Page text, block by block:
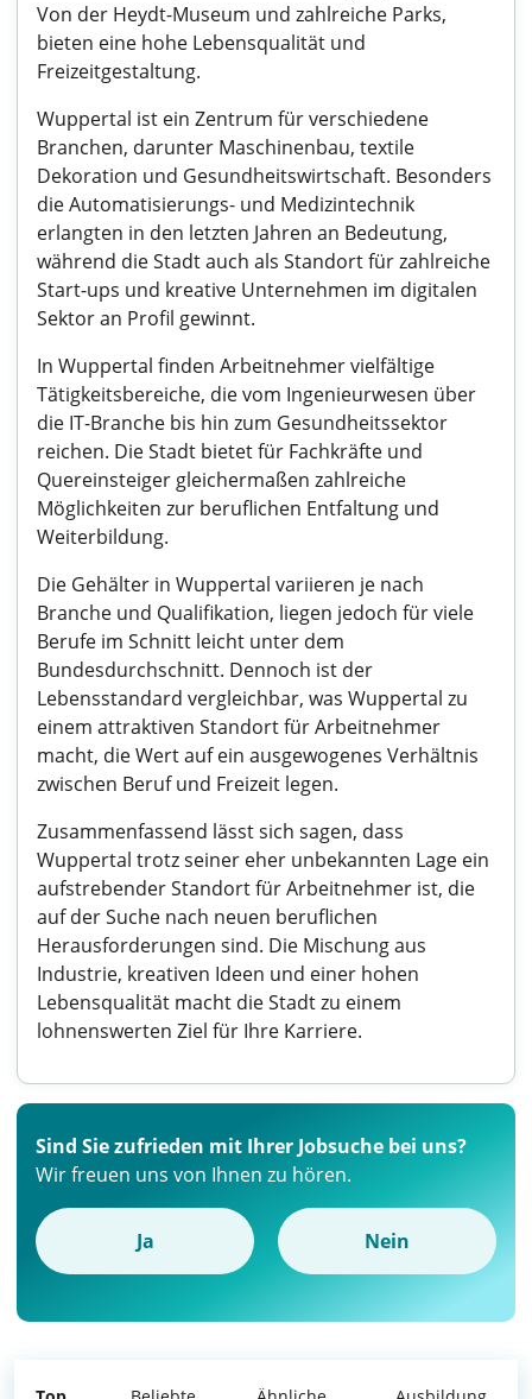
Von der Heydt-Museum und zahlreiche Parks,
bieten eine hohe Lebensqualität und
Freizeitgestaltung.
Wuppertal ist ein Zentrum für verschiedene
Branchen, darunter Maschinenbau, textile
Dekoration und Gesundheitswirtschaft. Besonders
die Automatisierungs- und Medizintechnik
erlangten in den letzten Jahren an Bedeutung,
während die Stadt auch als Standort für zahlreiche
Start-ups und kreative Unternehmen im digitalen
Sektor an Profil gewinnt.
In Wuppertal finden Arbeitnehmer vielfältige
Tätigkeitsbereiche, die vom Ingenieurwesen über
die IT-Branche bis hin zum Gesundheitssektor
reichen. Die Stadt bietet für Fachkräfte und
Quereinsteiger gleichermaßen zahlreiche
Möglichkeiten zur beruflichen Entfaltung und
Weiterbildung.
Die Gehälter in Wuppertal variieren je nach
Branche und Qualifikation, liegen jedoch für viele
Berufe im Schnitt leicht unter dem
Bundesdurchschnitt. Dennoch ist der
Lebensstandard vergleichbar, was Wuppertal zu
einem attraktiven Standort für Arbeitnehmer
macht, die Wert auf ein ausgewogenes Verhältnis
zwischen Beruf und Freizeit legen.
Zusammenfassend lässt sich sagen, dass
Wuppertal trotz seiner eher unbekannten Lage ein
aufstrebender Standort für Arbeitnehmer ist, die
auf der Suche nach neuen beruflichen
Herausforderungen sind. Die Mischung aus
Industrie, kreativen Ideen und einer hohen
Lebensqualität macht die Stadt zu einem
lohnenswerten Ziel für Ihre Karriere.
Sind Sie zufrieden mit Ihrer Jobsuche bei uns?
Wir freuen uns von Ihnen zu hören.
Ja Nein